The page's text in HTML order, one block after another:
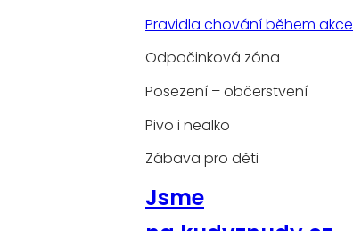
Pravidla chování během akce
Odpočinková zóna
Posezení – občerstvení
Pivo i nealko
Zábava pro děti
Jsme